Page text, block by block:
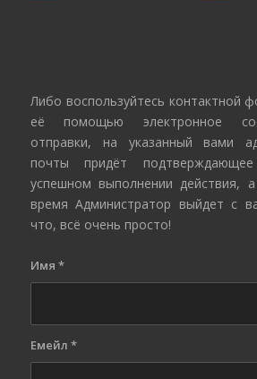
Либо воспользуйтесь контактной
её помощью электронное
отправки, на указанный вами
почты придёт
успешном выполнении действия,
время Администратор выйдет с
что, всё очень просто!
Имя *
Емейл *